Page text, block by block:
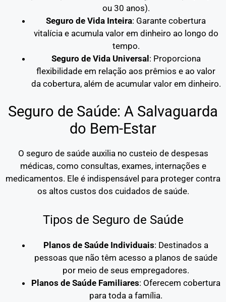
ou 30 anos).
Seguro de Vida Inteira: Garante cobertura
vitalícia e acumula valor em dinheiro ao longo do
tempo.
Seguro de Vida Universal: Proporciona
flexibilidade em relação aos prêmios e ao valor
da cobertura, além de acumular valor em dinheiro.
Seguro de Saúde: A Salvaguarda
do Bem-Estar
O seguro de saúde auxilia no custeio de despesas
médicas, como consultas, exames, internações e
medicamentos. Ele é indispensável para proteger contra
os altos custos dos cuidados de saúde.
Tipos de Seguro de Saúde
Planos de Saúde Individuais: Destinados a
pessoas que não têm acesso a planos de saúde
por meio de seus empregadores.
Planos de Saúde Familiares: Oferecem cobertura
para toda a família.